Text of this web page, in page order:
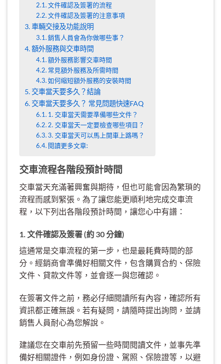
文件確認及簽署的流程
文件確認及簽署的注意事項
車輛交接及功能說明
銷售人員會為你做哪些事？
額外服務與交車時間
額外服務影響交車時間
常見額外服務及所需時間
如何縮短額外服務的安裝時間
交車當天要多久？結論
交車當天要多久？ 常見問題快速FAQ
1. 交車當天需要準備哪些文件？
2. 交車當天一定要檢查哪些項目？
3. 交車當天可以馬上開車上路嗎？
閱讀更多文章:
交車流程各階段預計時間
交車當天充滿著興奮與期待，但也可能會因為繁瑣的
流程而感到緊張。為了讓您能更順利地完成交車流
程，以下列出各階段預計時間，讓您心中有譜：
1. 文件確認及簽署 (約 30 分鐘)
這通常是交車流程的第一步，也是最耗費時間的部
分。經銷商會準備好相關文件，包含購買合約、保險
文件、貸款文件等，並會逐一與您確認。
在簽署文件之前，務必仔細閱讀所有內容，確認所有
資訊都正確無誤。若有疑問，請隨時提出詢問，並請
銷售人員耐心為您解說。
建議您在交車前先預留一些時間閱讀文件，並事先準
備好相關證件，例如身份證、駕照、保險證等，以避